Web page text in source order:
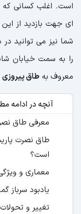
است. اغلب کسانی که
ای جهت بازدید از
شما نیز می توانید
را به سمت خیابان
معروف به طاق پیروزی
آنچه در ادامه
معرفی طاق
طاق نصرت
است؟
معماری و
یادبود سرباز
تغییر و